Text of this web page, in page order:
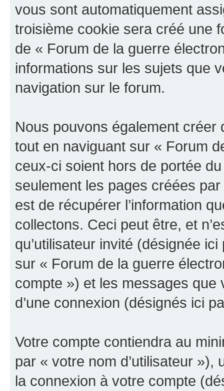
vous sont automatiquement
troisième cookie sera créé une
de « Forum de la guerre
informations sur les sujets que
navigation sur le forum.
Nous pouvons également
tout en naviguant sur « Forum
ceux-ci soient hors de portée
seulement les pages créées
est de récupérer l’information
collectons. Ceci peut être, et
qu’utilisateur invité (désignée
sur « Forum de la guerre
compte ») et les messages que
d’une connexion (désignés ici
Votre compte contiendra au
par « votre nom d’utilisateur
la connexion à votre compte